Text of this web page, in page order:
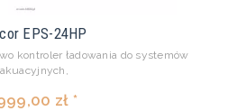
EPS-24HP
kontroler ładowania do systemów
zł *